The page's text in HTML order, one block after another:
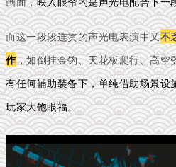
而这一段段连贯的声光电表演中又不
作，如倒挂金钩、天花板爬行、高空
有任何辅助装备下，单纯借助场景设
玩家大饱眼福。